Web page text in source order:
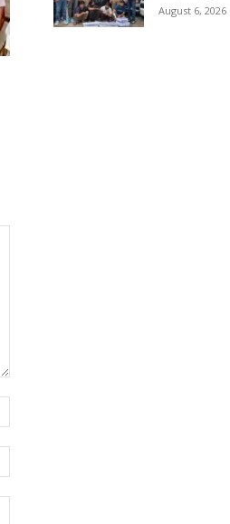
August 6, 2026